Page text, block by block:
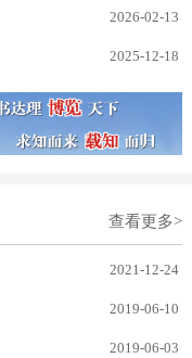
2026-02-13
2025-12-18
查看更多>
2021-12-24
2019-06-10
2019-06-03